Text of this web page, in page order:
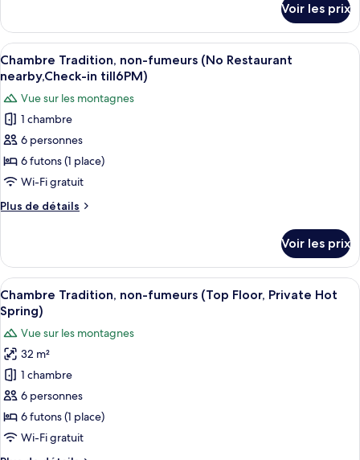
avec
lits
jumeaux,
non-
fumeurs
(Great
view,
2
Futon
beds
or
le
type
de
chambre
Chambre
Tradition
avec
lits
jumeaux,
non-
(Great
view,
2
or
Twin
bed)
Voir les prix
Afficher
toutes
photos
pour
ce
type
de
chambre :
Chambre
non-
fumeurs
(No
Restaurant
nearby,Check-
in
till6PM)
Une pièce de style japonais
12
Chambre Tradition, non-fumeurs (No Restaurant
nearby,Check-in till6PM)
Vue sur les montagnes
1 chambre
6 personnes
6 futons (1 place)
Wi-Fi gratuit
Plus de détails
Plus
le
type
de
chambre
Chambre
Tradition,
non-
fumeurs
(No
Restaurant
in
till6PM)
Voir les prix
Afficher
toutes
les
photos
pour
ce
type
de
chambre :
Une baignoire en bois avec un
6
Chambre Tradition, non-fumeurs (Top Floor, Private Hot
Spring)
Vue sur les montagnes
32 m²
1 chambre
6 personnes
6 futons (1 place)
Wi-Fi gratuit